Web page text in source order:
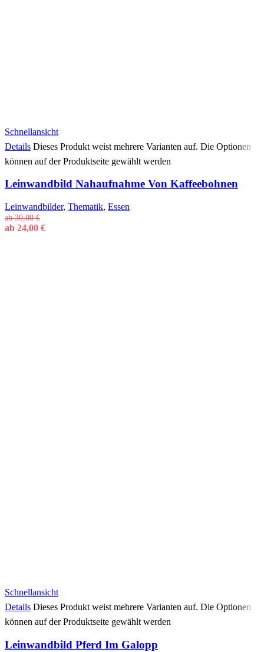
Schnellansicht
Details Dieses Produkt weist mehrere Varianten auf. Die Optionen
können auf der Produktseite gewählt werden
Leinwandbild Nahaufnahme Von Kaffeebohnen
Leinwandbilder, Thematik, Essen
ab30,00€
ab 24,00 €
Schnellansicht
Details Dieses Produkt weist mehrere Varianten auf. Die Optionen
können auf der Produktseite gewählt werden
Leinwandbild Pferd Im Galopp